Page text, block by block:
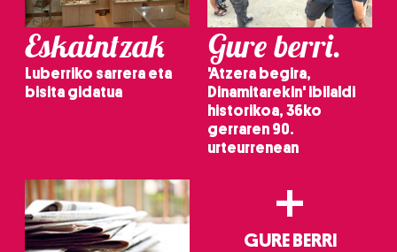
Eskaintzak
Luberriko sarrera eta
bisita gidatua
Gure berri.
'Atzera begira,
Dinamitarekin' ibilaldi
historikoa, 36ko
gerraren 90.
urteurrenean
+
GURE BERRI